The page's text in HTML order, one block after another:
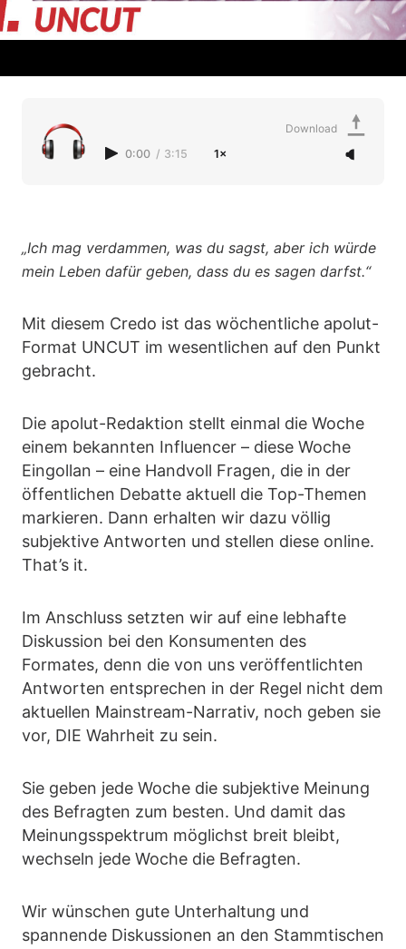
0:00 / 3:15 1×
Download
„Ich mag verdammen, was du sagst, aber ich würde
mein Leben dafür geben, dass du es sagen darfst.“
Mit diesem Credo ist das wöchentliche apolut-
Format UNCUT im wesentlichen auf den Punkt
gebracht.
Die apolut-Redaktion stellt einmal die Woche
einem bekannten Influencer – diese Woche
Eingollan – eine Handvoll Fragen, die in der
öffentlichen Debatte aktuell die Top-Themen
markieren. Dann erhalten wir dazu völlig
subjektive Antworten und stellen diese online.
That’s it.
Im Anschluss setzten wir auf eine lebhafte
Diskussion bei den Konsumenten des
Formates, denn die von uns veröffentlichten
Antworten entsprechen in der Regel nicht dem
aktuellen Mainstream-Narrativ, noch geben sie
vor, DIE Wahrheit zu sein.
Sie geben jede Woche die subjektive Meinung
des Befragten zum besten. Und damit das
Meinungsspektrum möglichst breit bleibt,
wechseln jede Woche die Befragten.
Wir wünschen gute Unterhaltung und
spannende Diskussionen an den Stammtischen